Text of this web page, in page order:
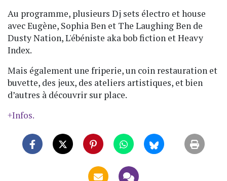
Au programme, plusieurs Dj sets électro et house
avec Eugène, Sophia Ben et The Laughing Ben de
Dusty Nation, L'ébéniste aka bob fiction et Heavy
Index.
Mais également une friperie, un coin restauration et
buvette, des jeux, des ateliers artistiques, et bien
d’autres à découvrir sur place.
+Infos.